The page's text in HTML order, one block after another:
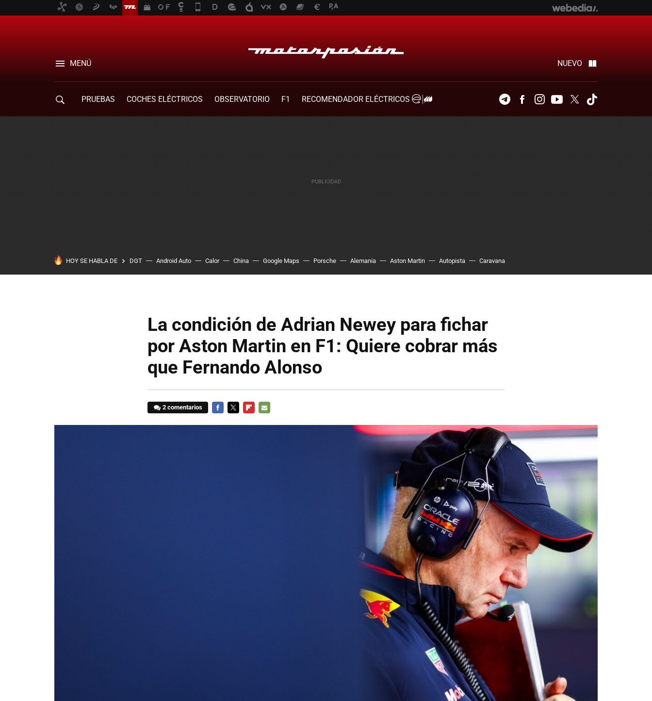
MENÚ NUEVO
PRUEBAS COCHES ELÉCTRICOS OBSERVATORIO F1
RECOMENDADOR ELÉCTRICOS
TelegramFacebookInstagramYoutubeTwitter
HOY SE HABLA DE DGT Android Auto Calor China Google Maps Porsche Alemania Aston Martin Autopista Caravana
La condición de Adrian Newey para fichar
por Aston Martin en F1: Quiere cobrar más
que Fernando Alonso
2 comentarios